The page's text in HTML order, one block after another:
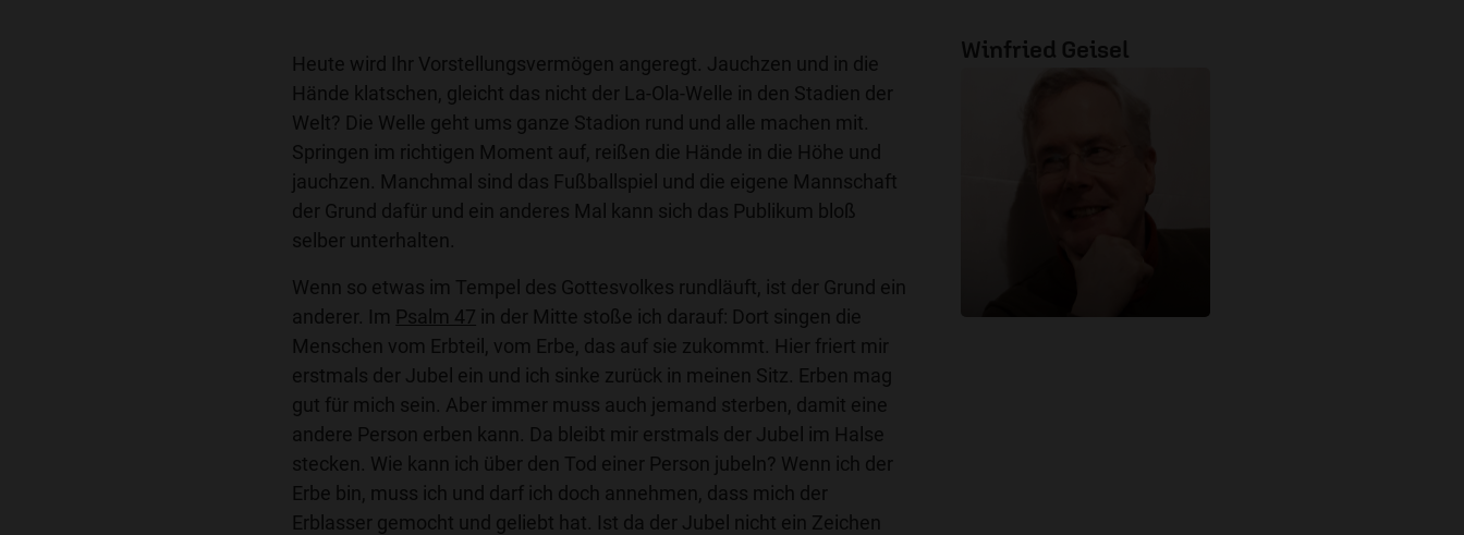
Heute wird Ihr Vorstellungsvermögen angeregt. Jauchzen und in die
Hände klatschen, gleicht das nicht der La-Ola-Welle in den Stadien der
Welt? Die Welle geht ums ganze Stadion rund und alle machen mit.
Springen im richtigen Moment auf, reißen die Hände in die Höhe und
jauchzen. Manchmal sind das Fußballspiel und die eigene Mannschaft
der Grund dafür und ein anderes Mal kann sich das Publikum bloß
selber unterhalten.
Wenn so etwas im Tempel des Gottesvolkes rundläuft, ist der Grund ein
anderer. Im Psalm 47 in der Mitte stoße ich darauf: Dort singen die
Menschen vom Erbteil, vom Erbe, das auf sie zukommt. Hier friert mir
erstmals der Jubel ein und ich sinke zurück in meinen Sitz. Erben mag
gut für mich sein. Aber immer muss auch jemand sterben, damit eine
andere Person erben kann. Da bleibt mir erstmals der Jubel im Halse
stecken. Wie kann ich über den Tod einer Person jubeln? Wenn ich der
Erbe bin, muss ich und darf ich doch annehmen, dass mich der
Erblasser gemocht und geliebt hat. Ist da der Jubel nicht ein Zeichen
Winfried Geisel